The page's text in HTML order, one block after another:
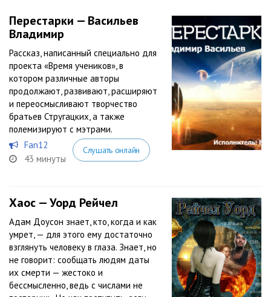
Перестарки — Васильев
Владимир
Рассказ, написанный специально для
проекта «Время учеников», в
котором различные авторы
продолжают, развивают, расширяют
и переосмысливают творчество
братьев Стругацких, а также
полемизируют с мэтрами.
Fan12
43 минуты
Слушать онлайн
Хаос — Уорд Рейчел
Адам Доусон знает, кто, когда и как
умрет, — для этого ему достаточно
взглянуть человеку в глаза. Знает, но
не говорит: сообщать людям даты
их смерти — жестоко и
бессмысленно, ведь с числами не